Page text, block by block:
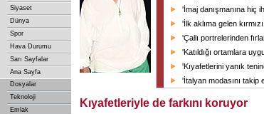
Siyaset
Dünya
Spor
Hava Durumu
Sarı Sayfalar
Ana Sayfa
Dosyalar
Teknoloji
Emlak
'İmaj danışmanına hiç
'İlk aklıma gelen
'Çallı portrelerinden
'Katıldığı ortamlara
'Kıyafetlerini yanık
'İtalyan modasını takip
Kıyafetleriyle de farkını koruyor